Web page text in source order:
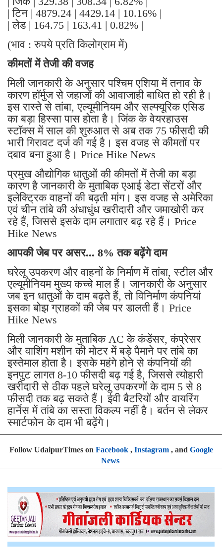
| टिन | 4879.24 | 4429.14 | 10.16% |
| लेड | 164.75 | 163.41 | 0.82% |
(भाव : रुपये प्रति किलोग्राम में)
कीमतों में तेजी की वजह
मिली जानकारी के अनुसार पश्चिम एशिया में तनाव के
कारण हॉर्मुज से जहाजों की आवाजाही बाधित हो रही है।
इस रास्ते से तांबा, एल्यूमीनियम और सल्फ्यूरिक एसिड
का बड़ा हिस्सा पास होता है। जिंक के वेयरहाउस
स्टॉक्स में साल की शुरुआत से अब तक 75 फीसदी की
भारी गिरावट दर्ज की गई है। इस वजह से कीमतों पर
दबाव बना हुआ है। Price Hike News
प्रमुख औद्योगिक धातुओं की कीमतों में तेजी का बड़ा
कारण है जानकारी के मुताबिक एआई डेटा सेंटरों और
इलेक्ट्रिक वाहनों की बढ़ती मांग। इस वजह से अमेरिका
एवं चीन तांबे की अंधाधुंध खरीदारी और जमाखोरी कर
रहे हैं, जिससे इसके दाम लगातार बढ़ रहे हैं। Price
Hike News
आपकी जेब पर असर... 8% तक बढ़ेंगे दाम
घरेलू उपकरण और वाहनों के निर्माण में तांबा, स्टील और
एल्यूमीनियम मुख्य कच्चे माल हैं। जानकारी के अनुसार
जब इन धातुओं के दाम बढ़ते हैं, तो विनिर्माण कंपनियां
इसका बोझ ग्राहकों की जेब पर डालती हैं। Price
Hike News
मिली जानकारी के मुताबिक AC के कंडेंसर, कंप्रेसर
और वाशिंग मशीन की मोटर में बड़े पैमाने पर तांबे का
इस्तेमाल होता है। इसके महंगे होने से कंपनियों की
इनपुट लागत 8-10 फीसदी बढ़ गई है, जिससे त्योहारी
खरीदारी से ठीक पहले घरेलू उपकरणों के दाम 5 से 8
फीसदी तक बढ़ सकते हैं। ईवी बैटरियों और वायरिंग
हार्नेस में तांबे का सस्ता विकल्प नहीं है। बर्तन से लेकर
स्मार्टफोन के दाम भी बढ़ेंगे।
Follow UdaipurTimes on Facebook, Instagram, and Google
News